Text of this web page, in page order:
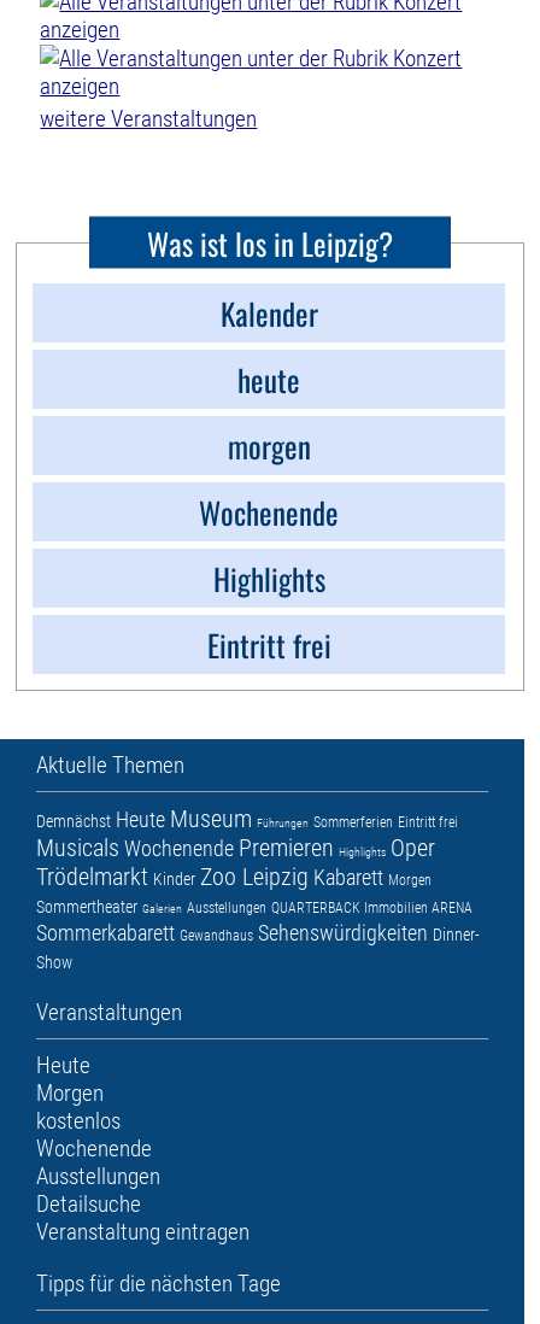
weitere Veranstaltungen
Was ist los in Leipzig?
Kalender
heute
morgen
Wochenende
Highlights
Eintritt frei
Aktuelle Themen
Demnächst Heute Museum Führungen Sommerferien Eintritt frei
Musicals Wochenende Premieren Highlights Oper
Trödelmarkt Kinder Zoo Leipzig Kabarett Morgen
Sommertheater Galerien Ausstellungen QUARTERBACK Immobilien ARENA
Sommerkabarett Gewandhaus Sehenswürdigkeiten Dinner-
Show
Veranstaltungen
Heute
Morgen
kostenlos
Wochenende
Ausstellungen
Detailsuche
Veranstaltung eintragen
Tipps für die nächsten Tage